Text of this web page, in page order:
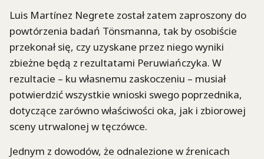
Luis Martínez Negrete został zatem zaproszony do
powtórzenia badań Tönsmanna, tak by osobiście
przekonał się, czy uzyskane przez niego wyniki
zbieżne będą z rezultatami Peruwiańczyka. W
rezultacie – ku własnemu zaskoczeniu – musiał
potwierdzić wszystkie wnioski swego poprzednika,
dotyczące zarówno właściwości oka, jak i zbiorowej
sceny utrwalonej w tęczówce.
Jednym z dowodów, że odnalezione w źrenicach